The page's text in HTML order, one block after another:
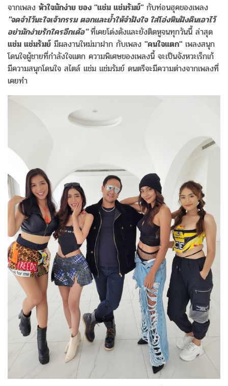
จากเพลง หัวใจมักง่าย ของ "แช่ม แช่มรัมย์" กับท่อนฮุคของเพลง
"จดจำไว้นะใจเจ้ากรรม ตอกและย้ำให้จำฝังใจ ใส่โอ่งหินฝังดินเอาไว้
อย่ามักง่ายรักใครอีกเด้อ"ที่เคยโด่งดังและยังติดหูจนทุกวันนี้ ล่าสุด
แช่ม แช่มรัมย์ มีผลงานใหม่มาฝาก กับเพลง "คนใจแตก" เพลงสนุก
โดนใจผู้ชายที่กำลังใจแตก ความพิเศษของเพลงนี้ จะเป็นจังหวะเร็กเก้
มีความสนุกโดนใจ สไตล์ แช่ม แช่มรัมย์ ดนตรีจะมีความต่างจากเพลงที่
เคยทำ